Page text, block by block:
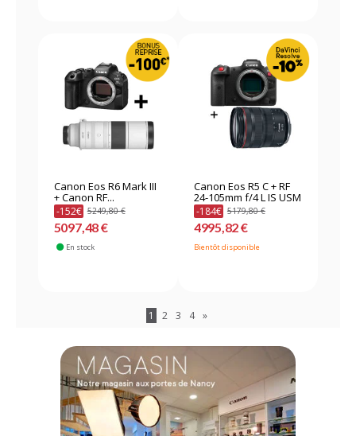
Canon Eos R6 Mark III
+ Canon RF...
-152€ 5249,80 €
5097,48 €
En stock
Canon Eos R5 C + RF
24-105mm f/4 L IS USM
-184€ 5179,80 €
4995,82 €
Bientôt disponible
1 2 3 4 »